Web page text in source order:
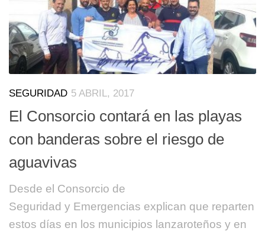
SEGURIDAD 5 ABRIL, 2017
El Consorcio contará en las playas
con banderas sobre el riesgo de
aguavivas
Desde el Consorcio de
Seguridad y Emergencias explican que reparten
estos días en los municipios lanzaroteños y en